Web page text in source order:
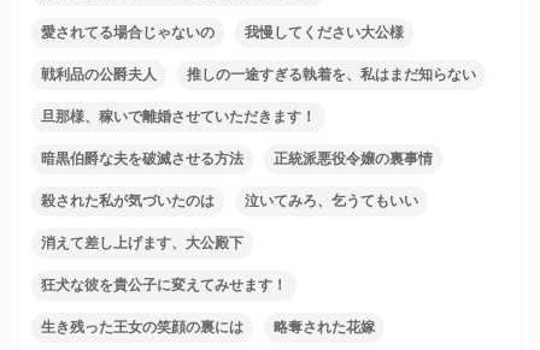
愛されてる場合じゃないの 我慢してください大公様
戦利品の公爵夫人 推しの一途すぎる執着を、私はまだ知らない
旦那様、稼いで離婚させていただきます！
暗黒伯爵な夫を破滅させる方法 正統派悪役令嬢の裏事情
殺された私が気づいたのは 泣いてみろ、乞うてもいい
消えて差し上げます、大公殿下
狂犬な彼を貴公子に変えてみせます！
生き残った王女の笑顔の裏には 略奪された花嫁